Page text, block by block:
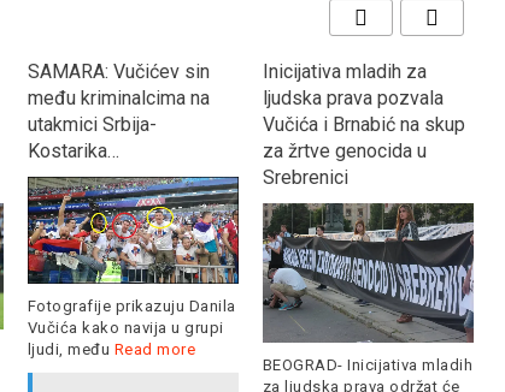
SAMARA: Vučićev sin
među kriminalcima na
utakmici Srbija-
Kostarika…
Fotografije prikazuju Danila
Vučića kako navija u grupi
ljudi, među Read more
Inicijativa mladih za
ljudska prava pozvala
Vučića i Brnabić na skup
za žrtve genocida u
Srebrenici
BEOGRAD- Inicijativa mladih
za ljudska prava održat će